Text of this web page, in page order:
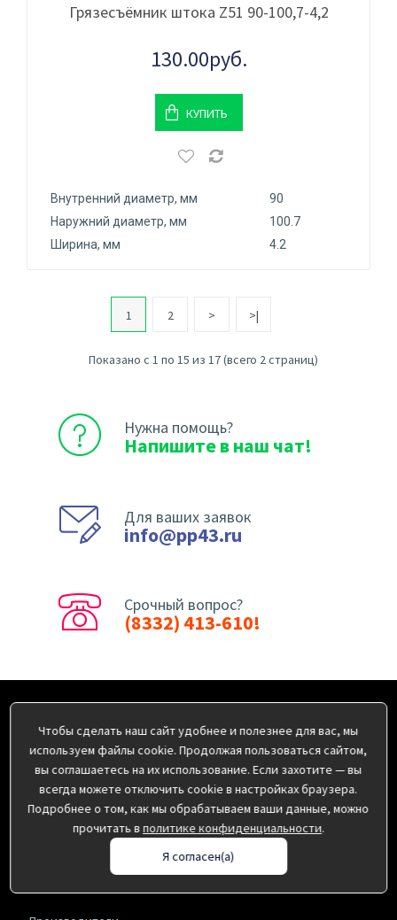
Грязесъёмник штока Z51 90-100,7-4,2
130.00руб.
КУПИТЬ
Внутренний диаметр, мм
90
Наружний диаметр, мм
100.7
Ширина, мм
4.2
1 2 > >|
Показано с 1 по 15 из 17 (всего 2 страниц)
Нужна помощь?
Напишите в наш чат!
Для ваших заявок
info@pp43.ru
Срочный вопрос?
(8332) 413-610!
Оплата
О нас
Доставка
Пользовательское соглашение
Политика конфиденциальности
Дополнительно
Чтобы сделать наш сайт удобнее и полезнее для вас, мы
используем файлы cookie. Продолжая пользоваться сайтом,
вы соглашаетесь на их использование. Если захотите — вы
всегда можете отключить cookie в настройках браузера.
Подробнее о том, как мы обрабатываем ваши данные, можно
прочитать вполитике конфиденциальности.
Я согласен(а)